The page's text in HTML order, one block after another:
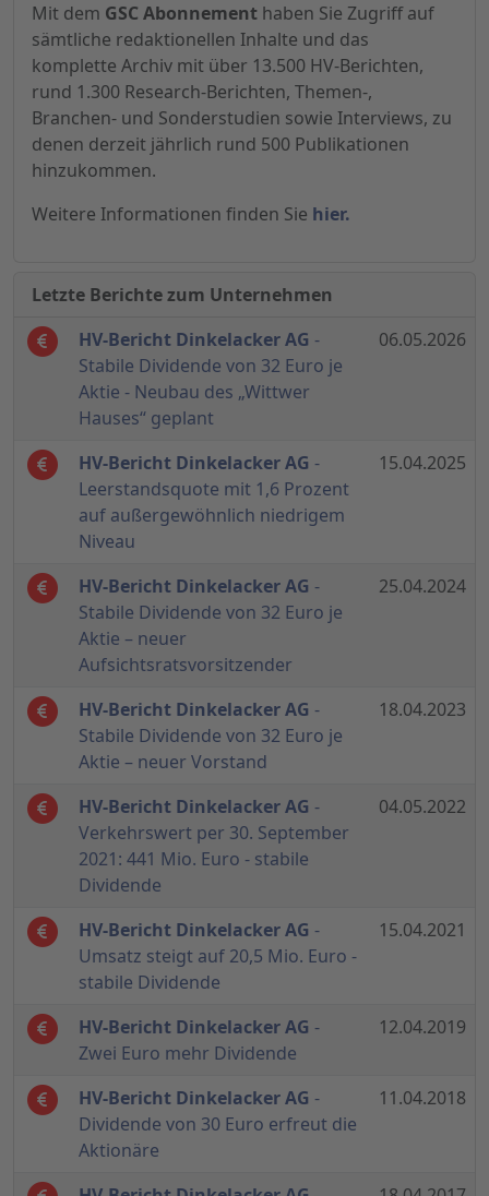
Mit dem GSC Abonnement haben Sie Zugriff auf
sämtliche redaktionellen Inhalte und das
komplette Archiv mit über 13.500 HV-Berichten,
rund 1.300 Research-Berichten, Themen-,
Branchen- und Sonderstudien sowie Interviews, zu
denen derzeit jährlich rund 500 Publikationen
hinzukommen.
Weitere Informationen finden Sie hier.
Letzte Berichte zum Unternehmen
HV-Bericht Dinkelacker AG -
Stabile Dividende von 32 Euro je
Aktie - Neubau des „Wittwer
Hauses“ geplant
06.05.2026
HV-Bericht Dinkelacker AG -
Leerstandsquote mit 1,6 Prozent
auf außergewöhnlich niedrigem
Niveau
15.04.2025
HV-Bericht Dinkelacker AG -
Stabile Dividende von 32 Euro je
Aktie – neuer
Aufsichtsratsvorsitzender
25.04.2024
HV-Bericht Dinkelacker AG -
Stabile Dividende von 32 Euro je
Aktie – neuer Vorstand
18.04.2023
HV-Bericht Dinkelacker AG -
Verkehrswert per 30. September
2021: 441 Mio. Euro - stabile
Dividende
04.05.2022
HV-Bericht Dinkelacker AG -
Umsatz steigt auf 20,5 Mio. Euro -
stabile Dividende
15.04.2021
HV-Bericht Dinkelacker AG -
Zwei Euro mehr Dividende
12.04.2019
HV-Bericht Dinkelacker AG -
Dividende von 30 Euro erfreut die
Aktionäre
11.04.2018